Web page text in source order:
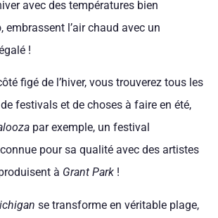
avec des températures bien
embrassent l’air chaud avec un
!
figé de l’hiver, vous trouverez tous les
festivals et de choses à faire en été,
par exemple, un festival
pour sa qualité avec des artistes
à Grant Park!
se transforme en véritable plage,